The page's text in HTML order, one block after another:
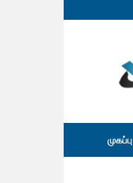
முகப்பு